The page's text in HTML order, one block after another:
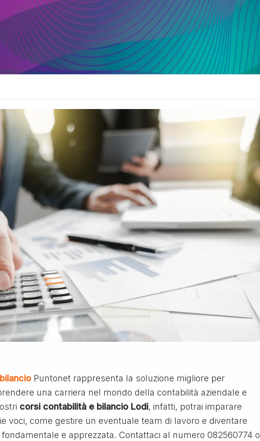
Puntonet rappresenta la soluzione migliore per
una carriera nel mondo della contabilità aziendale e
corsi contabilità e bilancio Lodi, infatti, potrai imparare
voci, come gestire un eventuale team di lavoro e diventare
e apprezzata. Contattaci al numero 082560774 o